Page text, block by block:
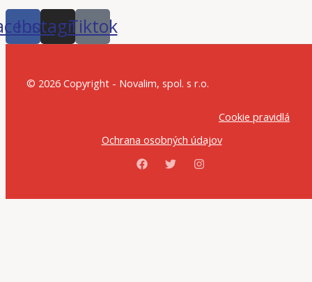
Instagram
Tiktok
© 2026 Copyright - Novalim, spol. s r.o.
Cookie pravidlá
Ochrana osobných údajov